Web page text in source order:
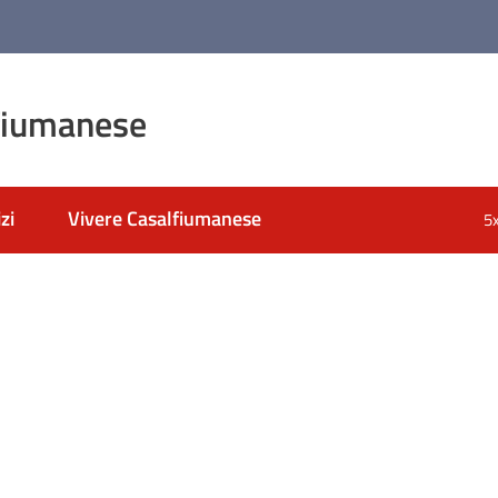
Vivere Casalfiumanese